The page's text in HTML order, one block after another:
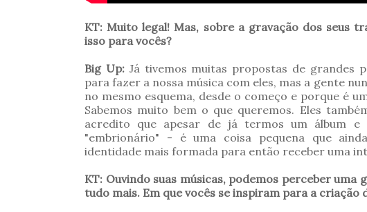
KT: Muito legal! Mas, sobre a gravação dos seus
isso para vocês?
Big Up:Já tivemos muitas propostas de grandes
para fazer a nossa música com eles, mas a gente
no mesmo esquema, desde o começo e porque é
Sabemos muito bem o que queremos. Eles
acredito que apesar de já termos um álbum
"embrionário" - é uma coisa pequena que
identidade mais formada para então receber uma
KT: Ouvindo suas músicas, podemos perceber
tudo mais. Em que vocês se inspiram para a criação